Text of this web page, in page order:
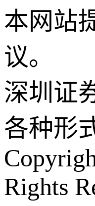
本网站
议。
深圳证
各种形
Rights